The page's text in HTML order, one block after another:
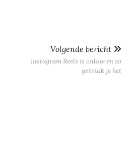
Volgende bericht
Instagram Reels is online en zo
gebruik je het